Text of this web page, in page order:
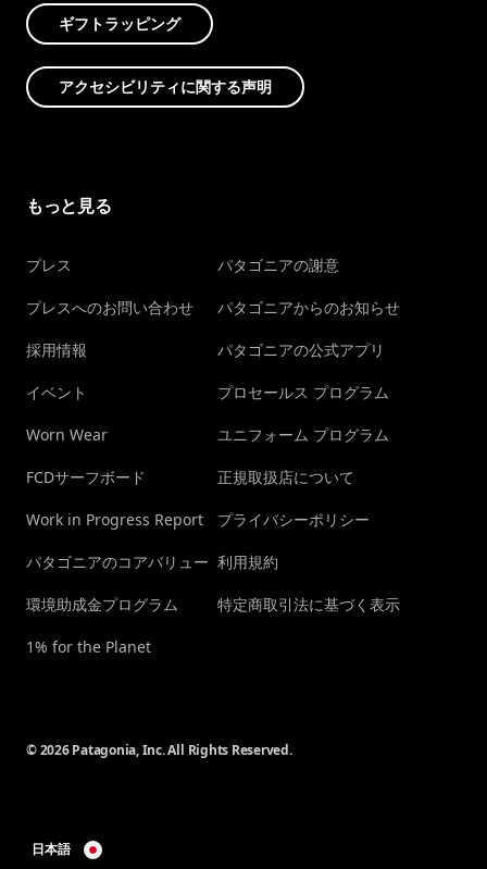
ギフトラッピング
アクセシビリティに関する声明
もっと見る
プレス
プレスへのお問い合わせ
採用情報
イベント
Worn Wear
FCDサーフボード
Work in Progress Report
パタゴニアのコアバリュー
環境助成金プログラム
1% for the Planet
パタゴニアの謝意
パタゴニアからのお知らせ
パタゴニアの公式アプリ
プロセールス プログラム
ユニフォーム プログラム
正規取扱店について
プライバシーポリシー
利用規約
特定商取引法に基づく表示
© 2026 Patagonia, Inc. All Rights Reserved.
日本語